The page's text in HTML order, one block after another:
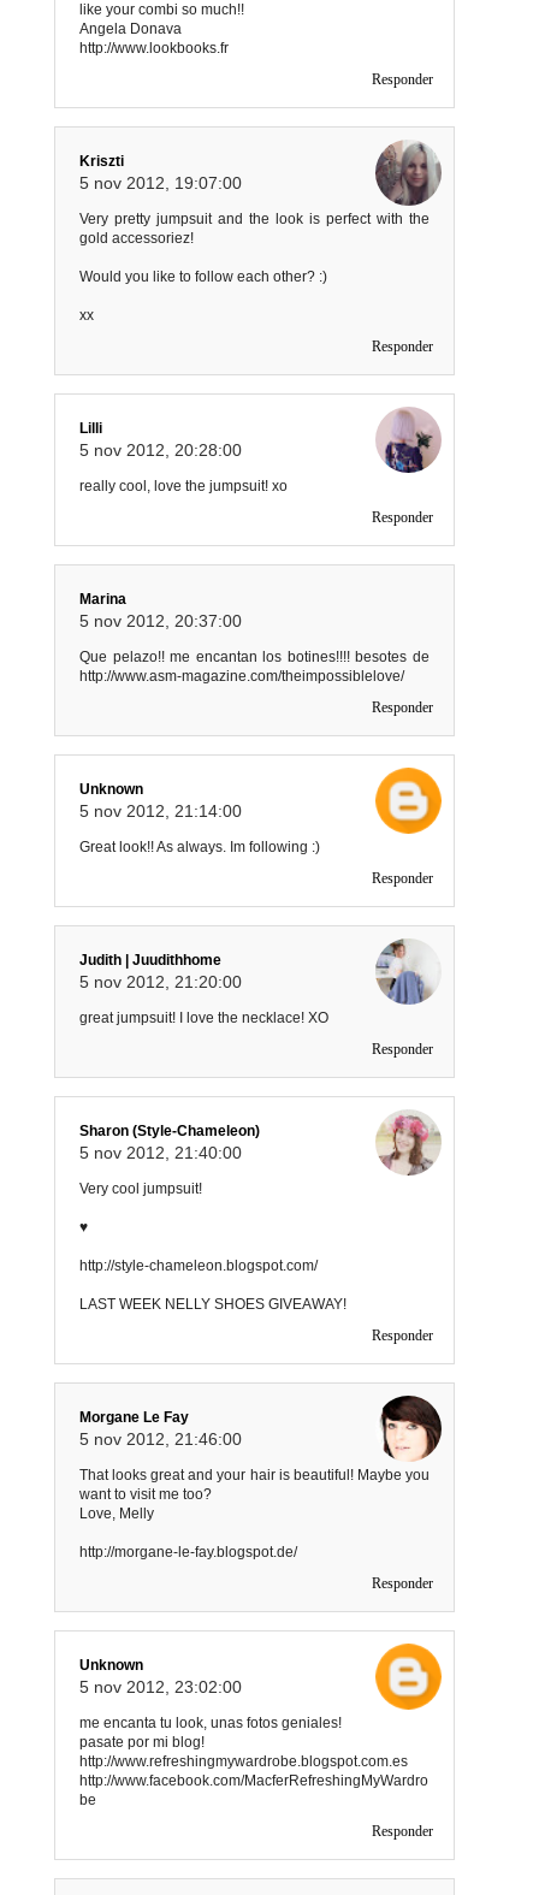
like your combi so much!!
Angela Donava
http://www.lookbooks.fr
Responder
Kriszti
5 nov 2012, 19:07:00
Very pretty jumpsuit and the look is perfect with the
gold accessoriez!
Would you like to follow each other? :)
xx
Responder
Lilli
5 nov 2012, 20:28:00
really cool, love the jumpsuit! xo
Responder
Marina
5 nov 2012, 20:37:00
Que pelazo!! me encantan los botines!!!! besotes de
http://www.asm-magazine.com/theimpossiblelove/
Responder
Unknown
5 nov 2012, 21:14:00
Great look!! As always. Im following :)
Responder
Judith | Juudithhome
5 nov 2012, 21:20:00
great jumpsuit! I love the necklace! XO
Responder
Sharon (Style-Chameleon)
5 nov 2012, 21:40:00
Very cool jumpsuit!
♥
http://style-chameleon.blogspot.com/
LAST WEEK NELLY SHOES GIVEAWAY!
Responder
Morgane Le Fay
5 nov 2012, 21:46:00
That looks great and your hair is beautiful! Maybe you
want to visit me too?
Love, Melly
http://morgane-le-fay.blogspot.de/
Responder
Unknown
5 nov 2012, 23:02:00
me encanta tu look, unas fotos geniales!
pasate por mi blog!
http://www.refreshingmywardrobe.blogspot.com.es
http://www.facebook.com/MacferRefreshingMyWardro
be
Responder